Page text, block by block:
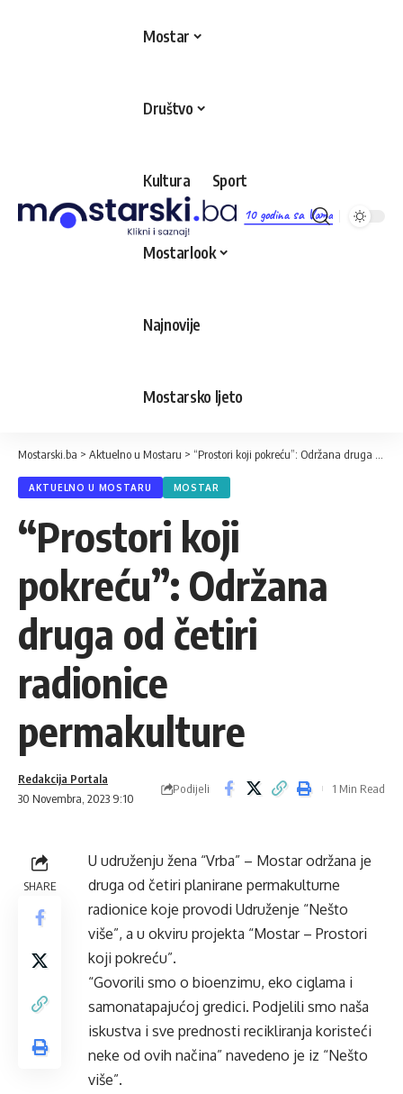
10 godina sa Vama
Mostar
Društvo
Kultura Sport
Mostarlook
Najnovije
Mostarsko ljeto
Mostarski.ba > Aktuelno u Mostaru > “Prostori koji pokreću”: Održana druga od četiri radionice permakulture
AKTUELNO U MOSTARU MOSTAR
“Prostori koji
pokreću”: Održana
druga od četiri
radionice
permakulture
30 Novembra, 2023 9:10
Redakcija Portala
Podijeli 1 Min Read
SHARE
U udruženju žena “Vrba” – Mostar održana je
druga od četiri planirane permakulturne
radionice koje provodi Udruženje “Nešto
više”, a u okviru projekta “Mostar – Prostori
koji pokreću”.
“Govorili smo o bioenzimu, eko ciglama i
samonatapajućoj gredici. Podjelili smo naša
iskustva i sve prednosti recikliranja koristeći
neke od ovih načina” navedeno je iz “Nešto
više”.